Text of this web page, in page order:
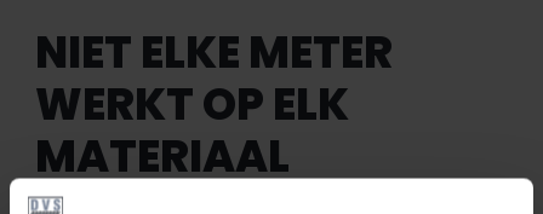
NIET ELKE METER
WERKT OP ELK
MATERIAAL